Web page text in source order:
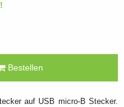
Bestellen
auf USB micro-B Stecker.